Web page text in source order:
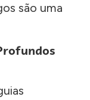
são uma